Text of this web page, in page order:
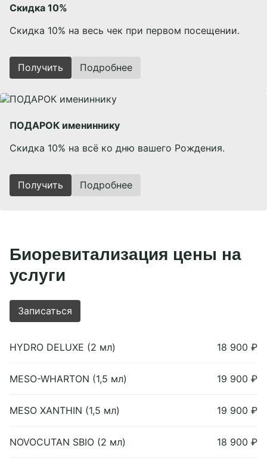
Скидка 10%
Скидка 10% на весь чек при первом посещении.
Получить Подробнее
ПОДАРОК имениннику
Скидка 10% на всё ко дню вашего Рождения.
Получить Подробнее
Биоревитализация цены на
услуги
Записаться
HYDRO DELUXE (2 мл) 18 900 ₽
MESO-WHARTON (1,5 мл) 19 900 ₽
MESO XANTHIN (1,5 мл) 19 900 ₽
NOVOCUTAN SBIO (2 мл) 18 900 ₽